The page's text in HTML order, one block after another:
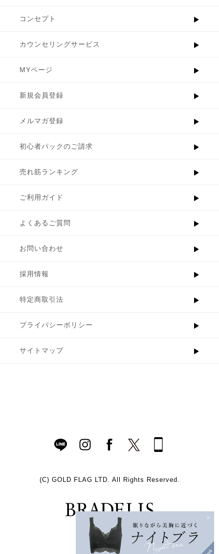
コンセプト
カウンセリングサービス
MYページ
新規会員登録
メルマガ登録
初心者パックのご請求
売れ筋ランキング
ご利用ガイド
よくあるご質問
お問い合わせ
採用情報
特定商取引法
プライバシーポリシー
サイトマップ
(C) GOLD FLAG LTD. All Rights Reserved.